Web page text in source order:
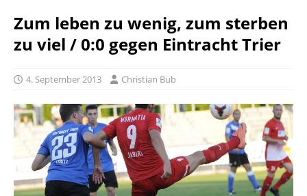
Zum leben zu wenig, zum sterben
zu viel / 0:0 gegen Eintracht Trier
4. September 2013 Christian Bub